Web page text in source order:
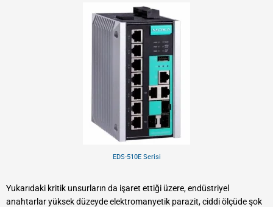
EDS-510E Serisi
Yukarıdaki kritik unsurların da işaret ettiği üzere, endüstriyel
anahtarlar yüksek düzeyde elektromanyetik parazit, ciddi ölçüde şok